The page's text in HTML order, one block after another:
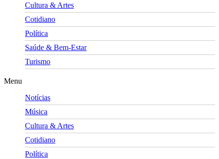
Cultura & Artes
Cotidiano
Política
Saúde & Bem-Estar
Turismo
Menu
Notícias
Música
Cultura & Artes
Cotidiano
Política